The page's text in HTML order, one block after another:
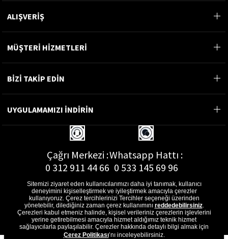
ALIŞVERİŞ
MÜŞTERİ HİZMETLERİ
BİZİ TAKİP EDİN
UYGULAMAMIZI İNDİRİN
Çağrı Merkezi :
0 312 911 44 66
Whatsapp Hattı :
0 533 145 69 96
E-Posta Adresi :
musterihizmetleri@gon.com.tr
Sitemizi ziyaret eden kullanıcılarımızı daha iyi tanımak, kullanıcı
deneyimini kişiselleştirmek ve iyileştirmek amacıyla çerezler
kullanıyoruz. Çerez tercihlerinizi Tercihler seçeneği üzerinden
yönetebilir, dilediğiniz zaman çerez kullanımını reddedebilirsiniz.
Çerezleri kabul etmeniz halinde, kişisel verileriniz çerezlerin işlevlerini
yerine getirebilmesi amacıyla hizmet aldığımız teknik hizmet
sağlayıcılarla paylaşılabilir. Çerezler hakkında detaylı bilgi almak için
Çerez Politikası’nı inceleyebilirsiniz.